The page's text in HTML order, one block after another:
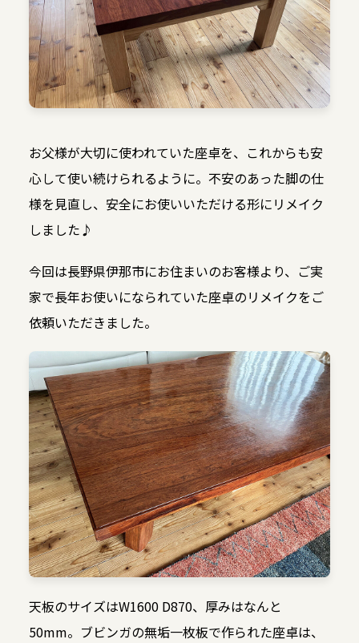
お父様が大切に使われていた座卓を、これからも安
心して使い続けられるように。不安のあった脚の仕
様を見直し、安全にお使いいただける形にリメイク
しました♪
今回は長野県伊那市にお住まいのお客様より、ご実
家で長年お使いになられていた座卓のリメイクをご
依頼いただきました。
天板のサイズはW1600 D870、厚みはなんと
50mm。ブビンガの無垢一枚板で作られた座卓は、